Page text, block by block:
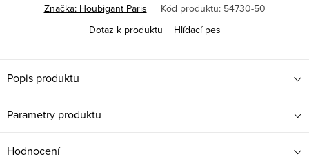
Značka: Houbigant Paris Kód produktu: 54730-50
Dotaz k produktu
Hlídací pes
Popis produktu
Parametry produktu
Hodnocení